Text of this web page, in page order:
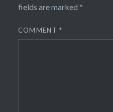
fields are marked *
COMMENT*